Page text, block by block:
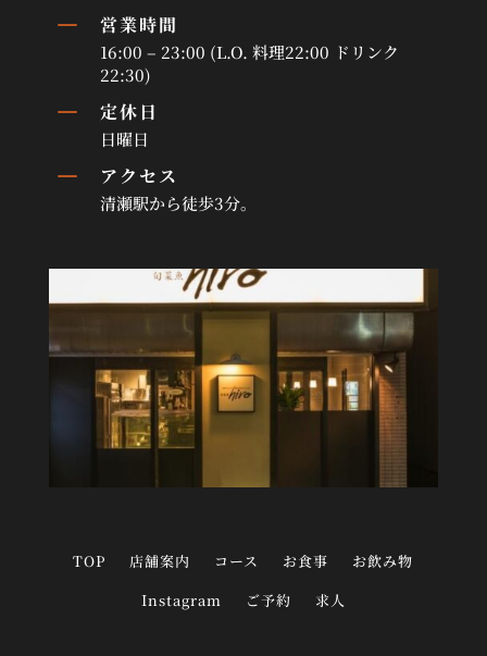
K 営業時間
16:00 – 23:00 (L.O. 料理22:00 ドリンク
22:30)
K 定休日
日曜日
K アクセス
清瀬駅から徒歩3分。
TOP 店舗案内 コース お食事
お飲み物
Instagram
ご予約 求人